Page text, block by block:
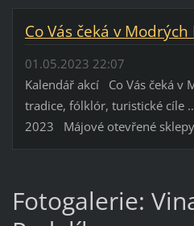
Co Vás čeká v
01.05.2023 22:07
Kalendář akcí Co Vás čeká v
tradice, fólklór, turistické cíle
2023 Májové otevřené
Fotogalerie: